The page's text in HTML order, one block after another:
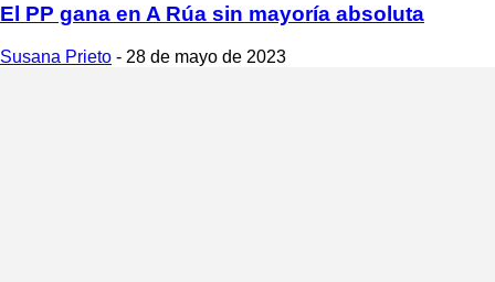
El PP gana en A Rúa sin mayoría absoluta
Susana Prieto - 28 de mayo de 2023